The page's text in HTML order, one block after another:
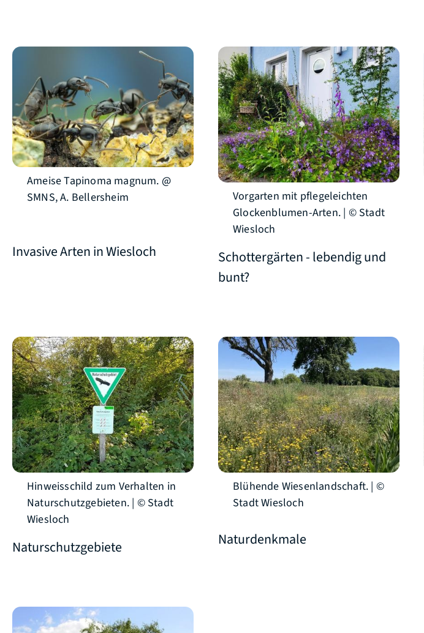
Ameise Tapinoma magnum. @
SMNS, A. Bellersheim
Invasive Arten in Wiesloch
Vorgarten mit pflegeleichten
Glockenblumen-Arten. | © Stadt
Wiesloch
Schottergärten - lebendig und
bunt?
Hinweisschild zum Verhalten in
Naturschutzgebieten. | © Stadt
Wiesloch
Naturschutzgebiete
Blühende Wiesenlandschaft. | ©
Stadt Wiesloch
Naturdenkmale